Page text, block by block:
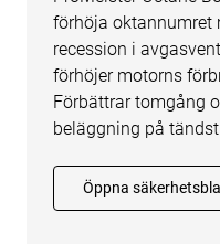
förhöja oktannumret
recession i
förhöjer motorns
Förbättrar tomgång
beläggning på
Öppna